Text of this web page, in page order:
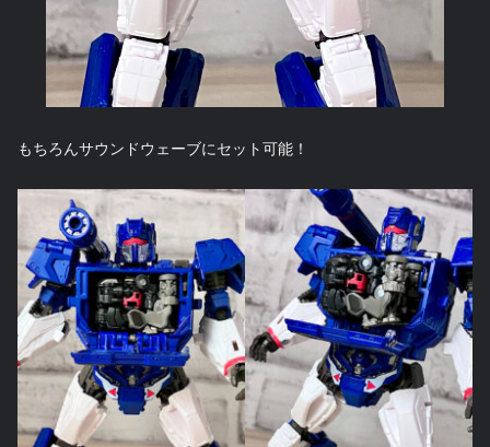
もちろんサウンドウェーブにセット可能！